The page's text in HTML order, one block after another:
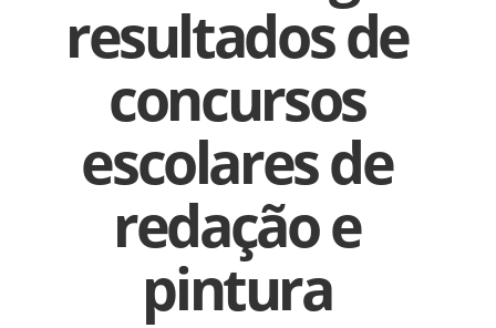
resultados de
concursos
escolares de
redação e
pintura